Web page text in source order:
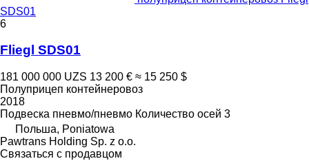
SDS01
6
Fliegl SDS01
181 000 000 UZS 13 200 € ≈ 15 250 $
Полуприцеп контейнеровоз
2018
Подвеска пневмо/пневмо Количество осей 3
Польша, Poniatowa
Pawtrans Holding Sp. z o.o.
Связаться с продавцом